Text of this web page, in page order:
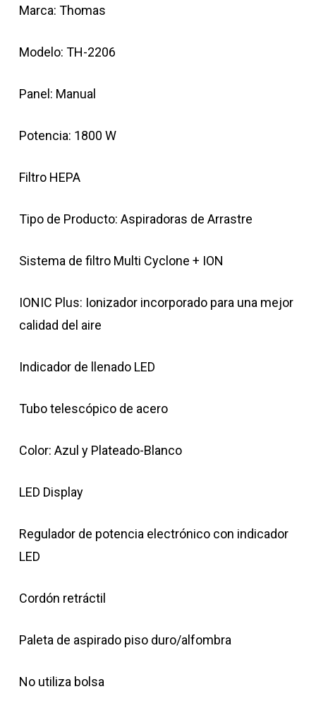
Marca: Thomas
Modelo: TH-2206
Panel: Manual
Potencia: 1800 W
Filtro HEPA
Tipo de Producto: Aspiradoras de Arrastre
Sistema de filtro Multi Cyclone + ION
IONIC Plus: Ionizador incorporado para una mejor
calidad del aire
Indicador de llenado LED
Tubo telescópico de acero
Color: Azul y Plateado-Blanco
LED Display
Regulador de potencia electrónico con indicador
LED
Cordón retráctil
Paleta de aspirado piso duro/alfombra
No utiliza bolsa